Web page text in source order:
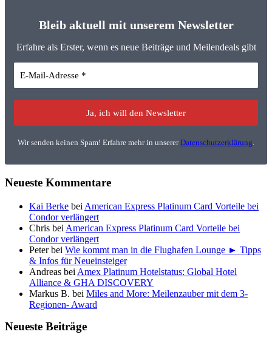
Bleib aktuell mit unserem Newsletter
Erfahre als Erster, wenn es neue Beiträge und Meilendeals gibt
Wir senden keinen Spam! Erfahre mehr in unsererDatenschutzerklärung.
Neueste Kommentare
Kai Berke bei American Express Platinum Card Vorteile bei
Condor verlängert
Chris bei American Express Platinum Card Vorteile bei
Condor verlängert
Peterbei Wie kommt man in die Flughafen Lounge ► Tipps
& Infos für Neueinsteiger
Andreas bei Amex Platinum Hotelstatus: Global Hotel
Alliance & GHA DISCOVERY
Markus B. bei Miles and More: Meilenzauber mit dem 3-
Regionen- Award
Neueste Beiträge